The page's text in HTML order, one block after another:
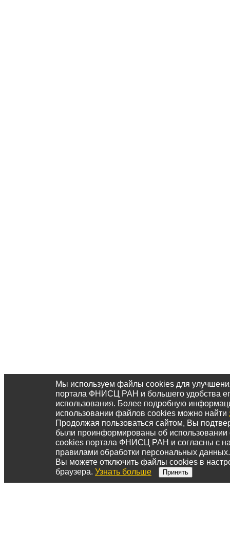
Мы используем файлы cookies для
портала ФНИСЦ РАН и большего удобства
использования. Более подробную
использовании файлов cookies можно найти
Продолжая пользоваться сайтом, Вы
были проинформированы об
cookies портала ФНИСЦ РАН и согласны с
правилами обработки персональных данных.
Вы можете отключить файлы cookies в
браузера. Узнать больше Принять